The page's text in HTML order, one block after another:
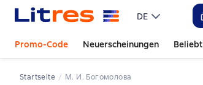
DE
Promo-Code Neuerscheinungen Beliebt
Startseite М. И. Богомолова
Слайдер с книгами